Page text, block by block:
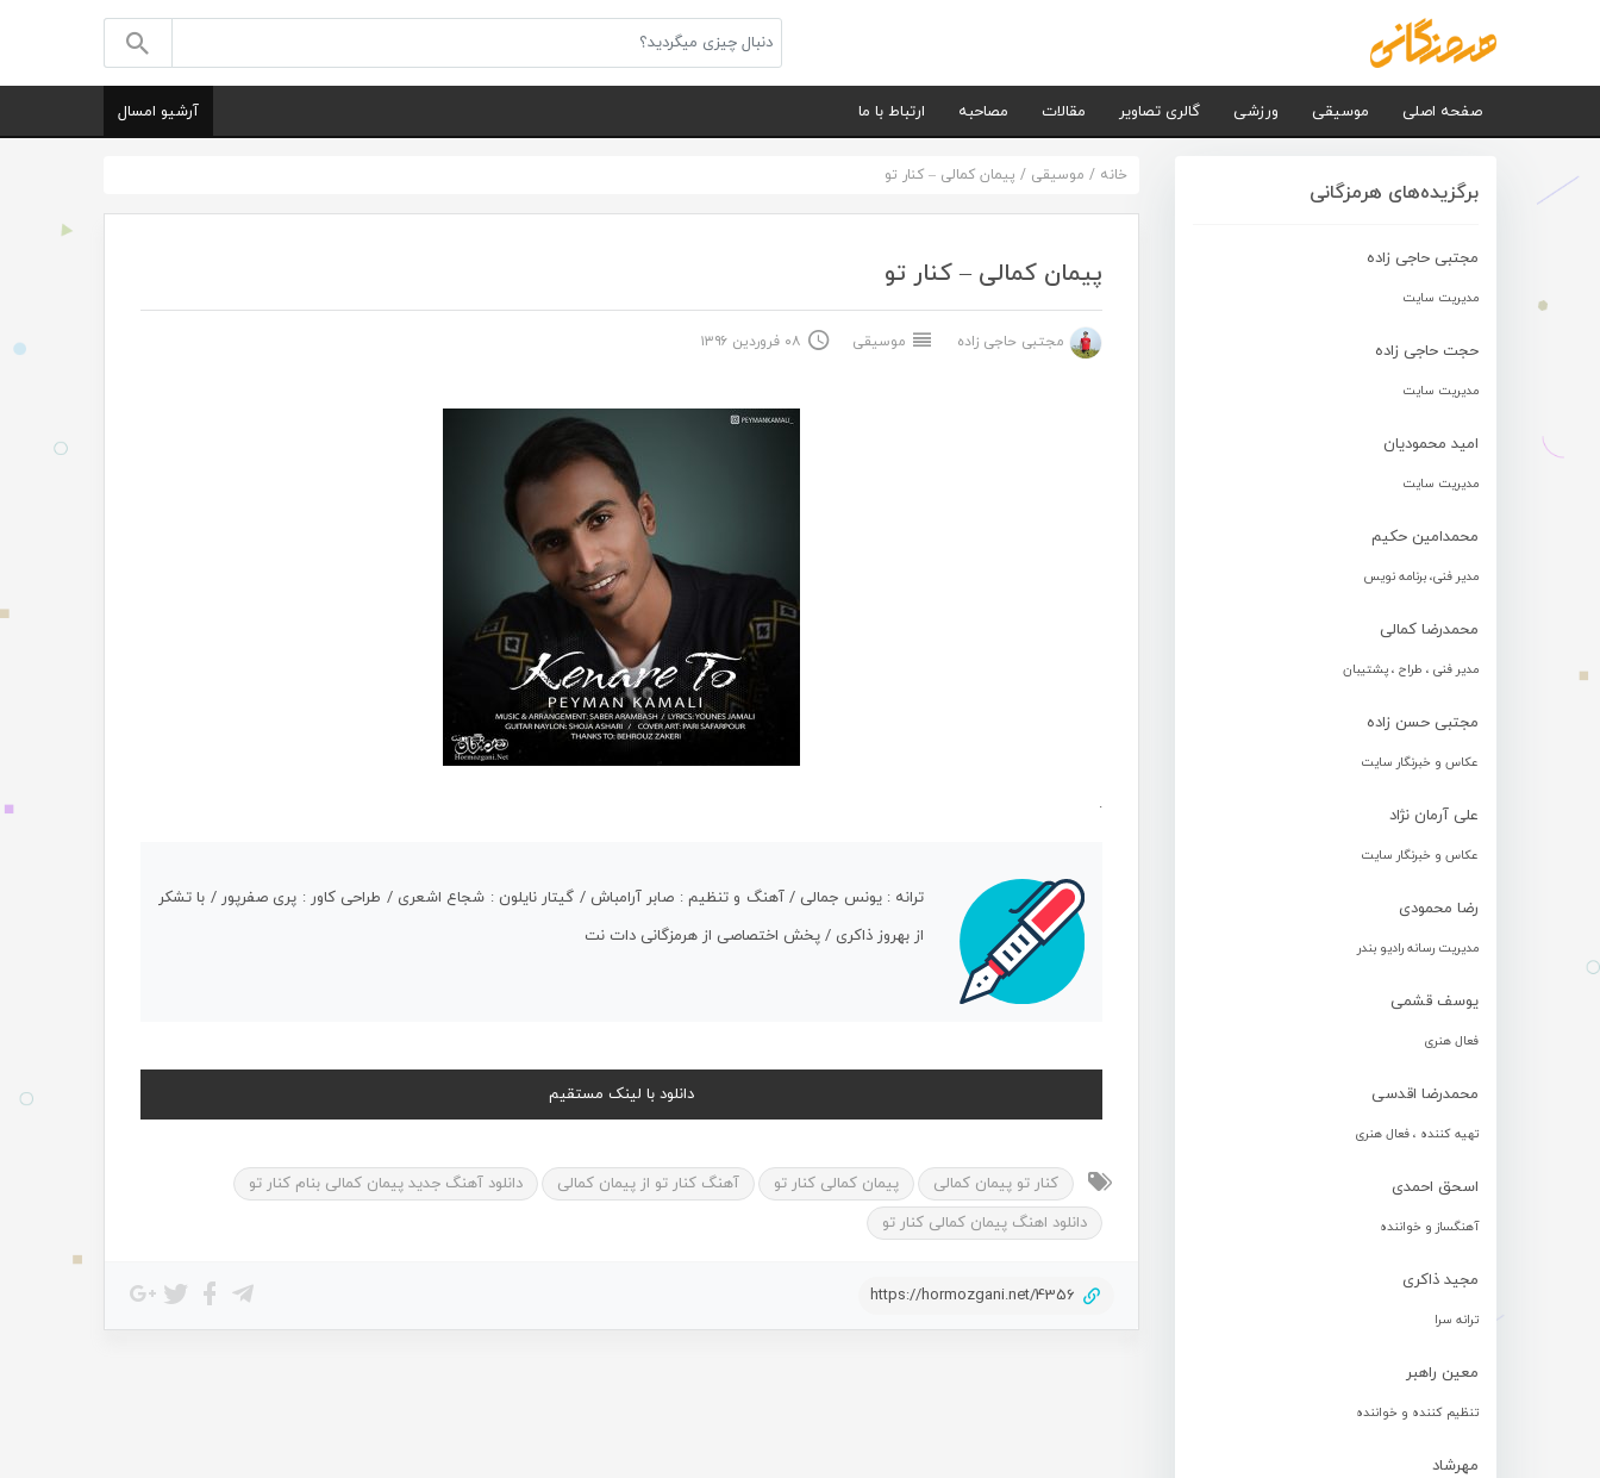
صفحه اصلی موسیقی ورزشی گالری تصاویر مقالات مصاحبه ارتباط با ما آرشیو امسال
برگزیده‌های هرمزگانی
مجتبی حاجی زاده
مدیریت سایت
حجت حاجی زاده
مدیریت سایت
امید محمودیان
مدیریت سایت
محمدامین حکیم
مدیر فنی، برنامه نویس
محمدرضا کمالی
مدیر فنی ، طراح ، پشتیبان
مجتبی حسن زاده
عکاس و خبرنگار سایت
علی آرمان نژاد
عکاس و خبرنگار سایت
رضا محمودی
مدیریت رسانه رادیو بندر
یوسف قشمی
فعال هنری
محمدرضا اقدسی
تهیه کننده ، فعال هنری
اسحق احمدی
آهنگساز و خواننده
مجید ذاکری
ترانه سرا
معین راهبر
تنظیم کننده و خواننده
مهرشاد
خانه / موسیقی / پیمان کمالی – کنار تو
پیمان کمالی – کنار تو
مجتبی حاجی زاده موسیقی ۰۸ فروردین ۱۳۹۶
.
ترانه : یونس جمالی / آهنگ و تنظیم : صابر آرامباش / گیتار نایلون : شجاع اشعری / طراحی کاور : پری صفرپور / با تشکر
از بهروز ذاکری / پخش اختصاصی از هرمزگانی دات نت
دانلود با لینک مستقیم
کنار تو پیمان کمالی پیمان کمالی کنار تو آهنگ کنار تو از پیمان کمالی
دانلود آهنگ جدید پیمان کمالی بنام کنار تو
دانلود اهنگ پیمان کمالی کنار تو
https://hormozgani.net/4356